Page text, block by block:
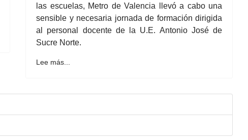
las escuelas, Metro de Valencia llevó a cabo una
sensible y necesaria jornada de formación dirigida
al personal docente de la U.E. Antonio José de
Sucre Norte.
Lee más...